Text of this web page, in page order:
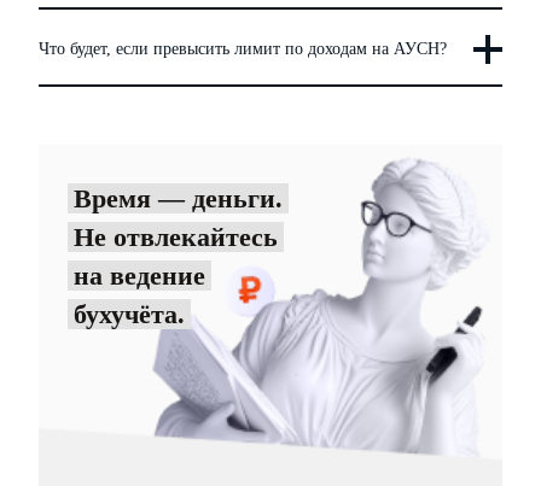
Что будет, если превысить лимит по доходам на АУСН?
Время — деньги.
Не отвлекайтесь
на ведение
бухучёта.